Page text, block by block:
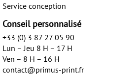
Service conception
Conseil personnalisé
+33 (0) 3 87 27 05 90
Lun – Jeu 8 H – 17 H
Ven – 8 H – 16 H
contact@primus-print.fr